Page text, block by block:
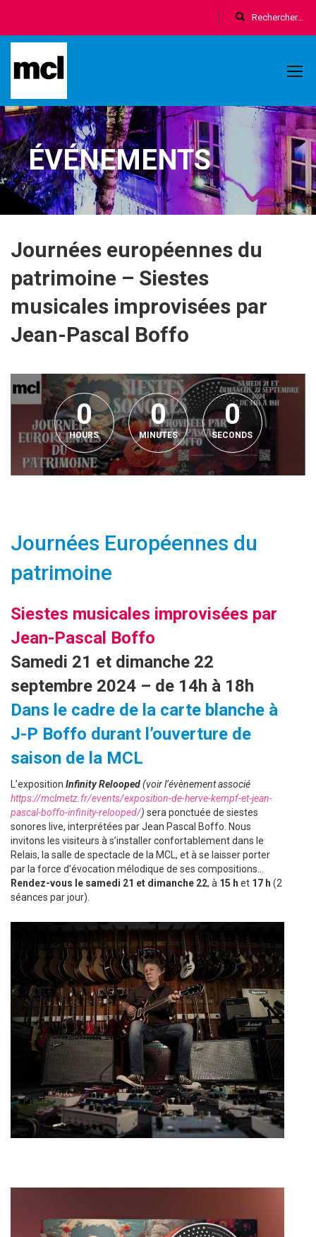
ÉVÉNEMENTS
Journées européennes du
patrimoine – Siestes
musicales improvisées par
Jean-Pascal Boffo
0
HOURS
0
MINUTES
0
SECONDS
Journées Européennes du
patrimoine
Siestes musicales improvisées par
Jean-Pascal Boffo
Samedi 21 et dimanche 22
septembre 2024 – de 14h à 18h
Dans le cadre de la carte blanche à
J-P Boffo durant l’ouverture de
saison de la MCL
L’exposition Infinity Relooped(voir l’évènement associé
https://mclmetz.fr/events/exposition-de-herve-kempf-et-jean-
pascal-boffo-infinity-relooped/) sera ponctuée de siestes
sonores live, interprétées par Jean Pascal Boffo. Nous
invitons les visiteurs à s’installer confortablement dans le
Relais, la salle de spectacle de la MCL, et à se laisser porter
par la force d’évocation mélodique de ses compositions…
Rendez-vous le samedi 21 et dimanche 22, à 15 h et 17 h (2
séances par jour).